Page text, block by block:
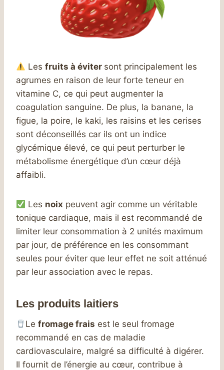
Lesfruits à éviter sont principalement les
agrumes en raison de leur forte teneur en
vitamine C, ce qui peut augmenter la
coagulation sanguine. De plus, la banane, la
figue, la poire, le kaki, les raisins et les cerises
sont déconseillés car ils ont un indice
glycémique élevé, ce qui peut perturber le
métabolisme énergétique d’un cœur déjà
affaibli.
Les noix peuvent agir comme un véritable
tonique cardiaque, mais il est recommandé de
limiter leur consommation à 2 unités maximum
par jour, de préférence en les consommant
seules pour éviter que leur effet ne soit atténué
par leur association avec le repas.
Les produits laitiers
Lefromage frais est le seul fromage
recommandé en cas de maladie
cardiovasculaire, malgré sa difficulté à digérer.
Il fournit de l’énergie au cœur, contribue à